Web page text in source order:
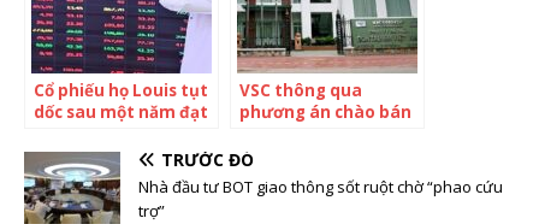
Cổ phiếu họ Louis tụt
dốc sau một năm đạt
VSC thông qua
phương án chào bán
2 nhà đầu tư chiến
lược
TRƯỚC ĐÓ
Nhà đầu tư BOT giao thông sốt ruột chờ “phao cứu
trợ”